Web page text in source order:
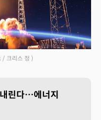
크리스 정 )
린다…에너지